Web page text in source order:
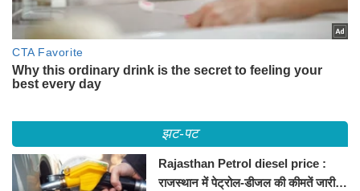
झट-पट
Rajasthan Petrol diesel price :
राजस्थान में पेट्रोल-डीजल की कीमतें जारी,